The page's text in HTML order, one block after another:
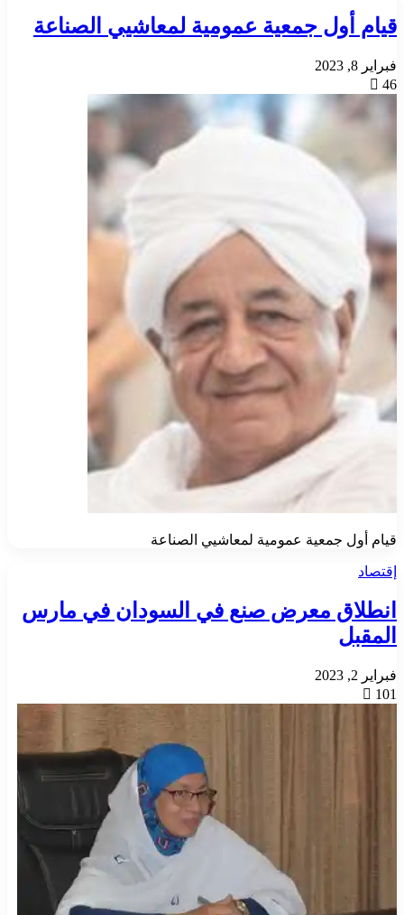
قيام أول جمعية عمومية لمعاشيي الصناعة
فبراير 8, 2023
46
قيام أول جمعية عمومية لمعاشيي الصناعة
إقتصاد
انطلاق معرض صنع في السودان في مارس
المقبل
فبراير 2, 2023
101